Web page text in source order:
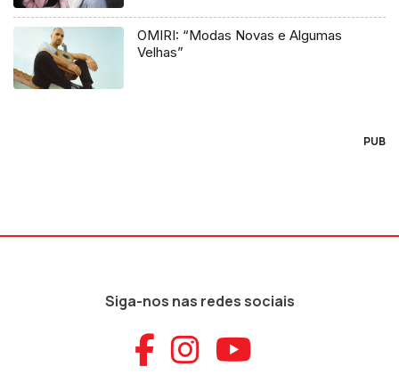
OMIRI: “Modas Novas e Algumas
Velhas”
PUB
Siga-nos nas redes sociais
Aceder ao
Aceder ao
Aceder